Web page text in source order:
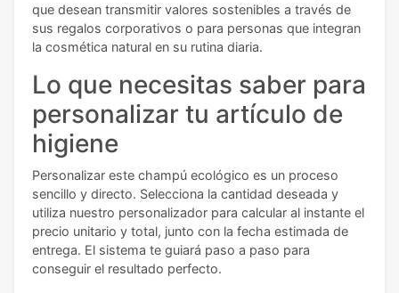
que desean transmitir valores sostenibles a través de
sus regalos corporativos o para personas que integran
la cosmética natural en su rutina diaria.
Lo que necesitas saber para
personalizar tu artículo de
higiene
Personalizar este champú ecológico es un proceso
sencillo y directo. Selecciona la cantidad deseada y
utiliza nuestro personalizador para calcular al instante el
precio unitario y total, junto con la fecha estimada de
entrega. El sistema te guiará paso a paso para
conseguir el resultado perfecto.